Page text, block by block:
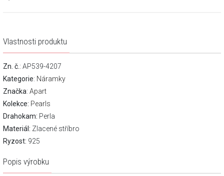
Vlastnosti produktu
Zn. č. : AP539-4207
Kategorie: Náramky
Značka: Apart
Kolekce: Pearls
Drahokam: Perla
Materiál: Zlacené stříbro
Ryzost: 925
Popis výrobku